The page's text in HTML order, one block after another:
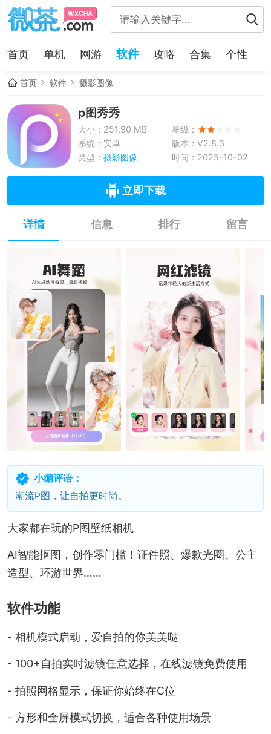
首页 单机 网游 软件 攻略 合集 个性
首页 软件 摄影图像
p图秀秀
大小：251.90 MB
星级：
系统：安卓
版本：V2.8.3
类型： 摄影图像 时间：2025-10-02
立即下载
详情 信息 排行 留言
小编评语：
潮流P图，让自拍更时尚。
大家都在玩的P图壁纸相机
AI智能抠图，创作零门槛！证件照、爆款光圈、公主
造型、环游世界……
软件功能
- 相机模式启动，爱自拍的你美美哒
- 100+自拍实时滤镜任意选择，在线滤镜免费使用
- 拍照网格显示，保证你始终在C位
- 方形和全屏模式切换，适合各种使用场景